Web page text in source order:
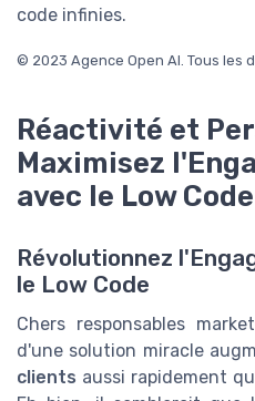
code infinies.
© 2023 Agence Open AI. Tous les
Réactivité et
Maximisez
avec le Low Code
Révolutionnez
le Low Code
Chers responsables
d'une solution miracle
clients aussi rapidement